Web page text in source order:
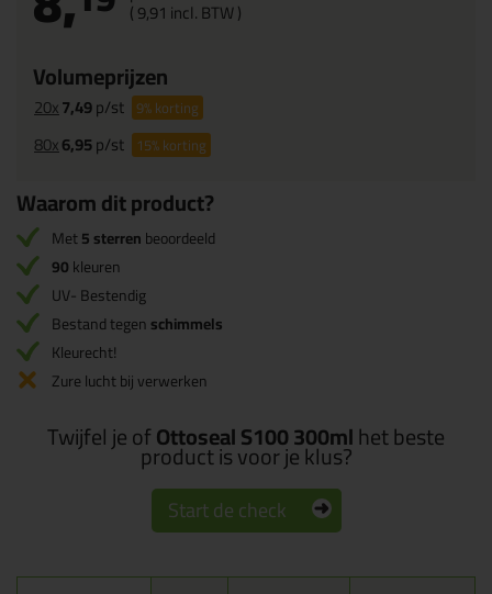
(9,91 incl. BTW )
Volumeprijzen
20x7,49p/st 9%korting
80x6,95p/st 15%korting
Waarom dit product?
Met5 sterrenbeoordeeld
90kleuren
UV- Bestendig
Bestand tegenschimmels
Kleurecht!
Zure lucht bij verwerken
Twijfel je ofOttoseal S100 300mlhet beste
product is voor je klus?
Start de check